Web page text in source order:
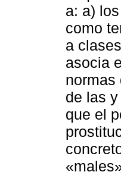
a: a)
como
a
asocia
normas
de las
que el